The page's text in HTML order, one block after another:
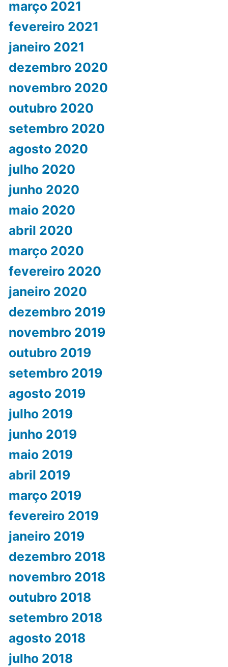
março 2021
fevereiro 2021
janeiro 2021
dezembro 2020
novembro 2020
outubro 2020
setembro 2020
agosto 2020
julho 2020
junho 2020
maio 2020
abril 2020
março 2020
fevereiro 2020
janeiro 2020
dezembro 2019
novembro 2019
outubro 2019
setembro 2019
agosto 2019
julho 2019
junho 2019
maio 2019
abril 2019
março 2019
fevereiro 2019
janeiro 2019
dezembro 2018
novembro 2018
outubro 2018
setembro 2018
agosto 2018
julho 2018